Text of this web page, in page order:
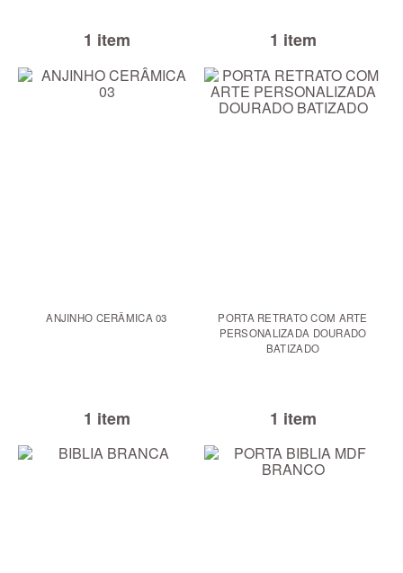
1 item 1 item
ANJINHO CERÂMICA 03
1 item
PORTA RETRATO COM ARTE
PERSONALIZADA DOURADO
BATIZADO
1 item